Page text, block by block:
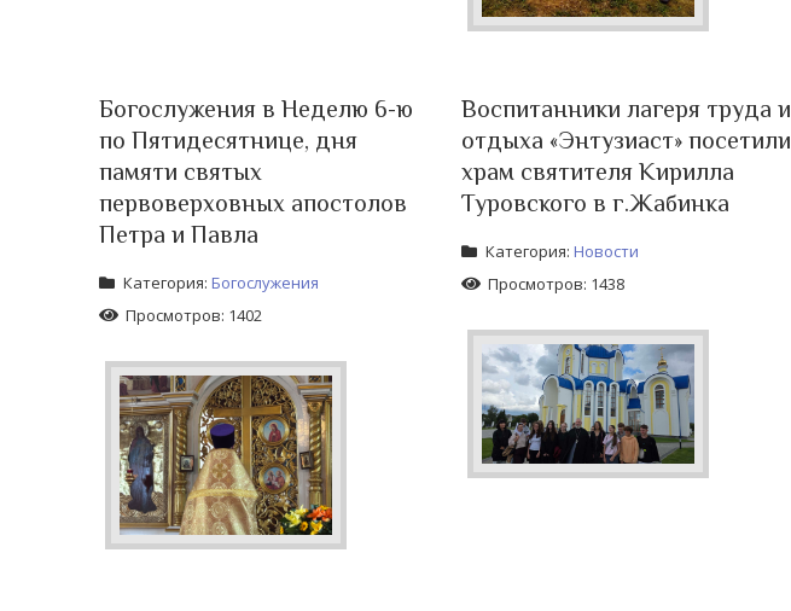
Богослужения в Неделю 6-ю
по Пятидесятнице, дня
памяти святых
первоверховных апостолов
Петра и Павла
Категория: Богослужения
Просмотров: 1402
Воспитанники лагеря труда и
отдыха «Энтузиаст» посетили
храм святителя Кирилла
Туровского в г.Жабинка
Категория: Новости
Просмотров: 1438